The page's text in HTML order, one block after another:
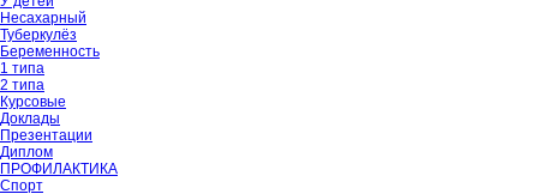
Несахарный
Туберкулёз
Беременность
1 типа
2 типа
Курсовые
Доклады
Презентации
Диплом
ПРОФИЛАКТИКА
Спорт